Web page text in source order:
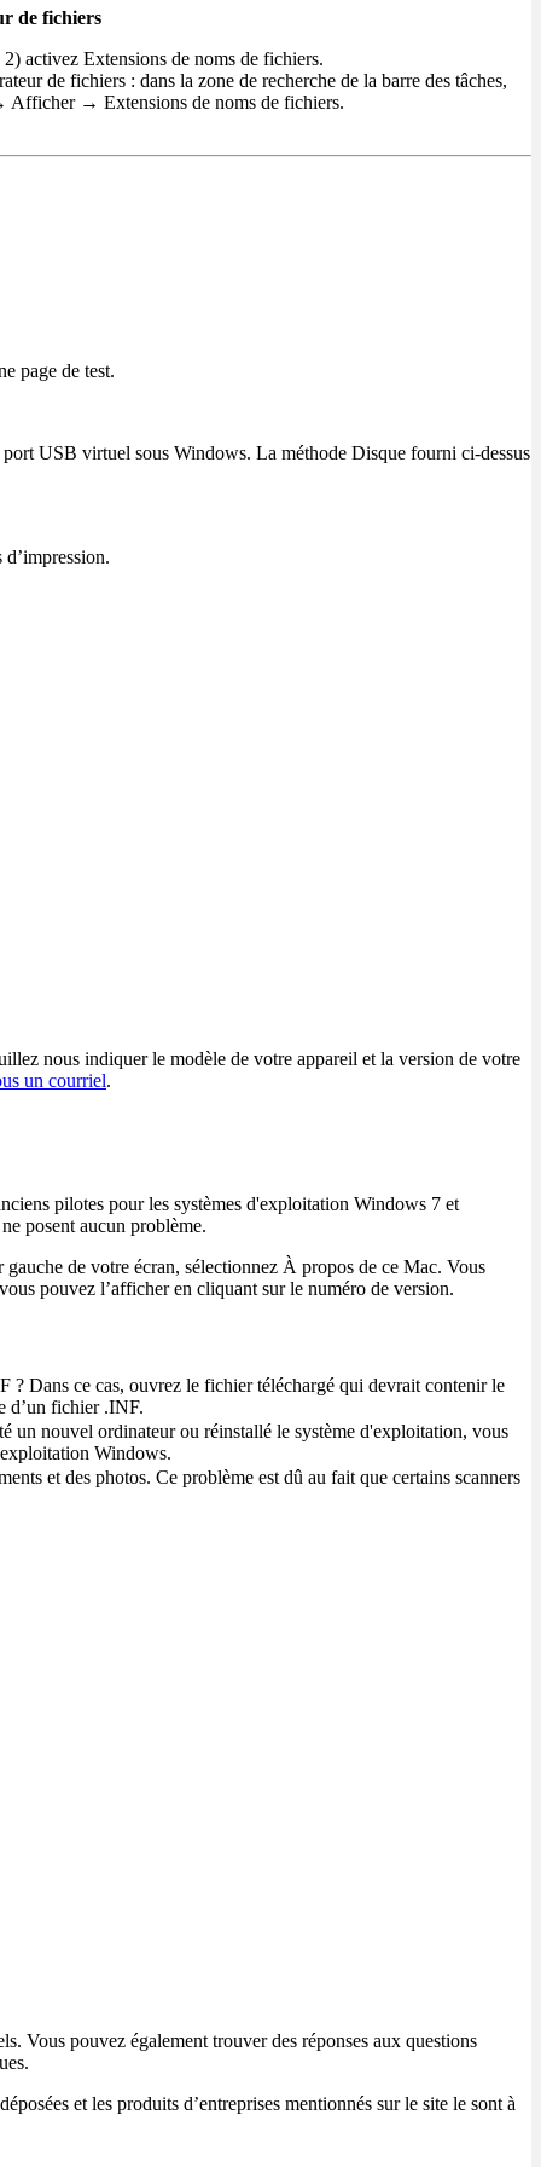
de fichiers
activez Extensions de noms de fichiers.
de fichiers : dans la zone de recherche de la barre des tâches,
Afficher → Extensions de noms de fichiers.
page de test.
USB virtuel sous Windows. La méthode Disque fourni ci-dessus
nous indiquer le modèle de votre appareil et la version de votre
un courriel.
pilotes pour les systèmes d'exploitation Windows 7 et
posent aucun problème.
de votre écran, sélectionnez À propos de ce Mac. Vous
pouvez l’afficher en cliquant sur le numéro de version.
? Dans ce cas, ouvrez le fichier téléchargé qui devrait contenir le
d’un fichier .INF.
un nouvel ordinateur ou réinstallé le système d'exploitation, vous
Windows.
et des photos. Ce problème est dû au fait que certains scanners
Vous pouvez également trouver des réponses aux questions
et les produits d’entreprises mentionnés sur le site le sont à